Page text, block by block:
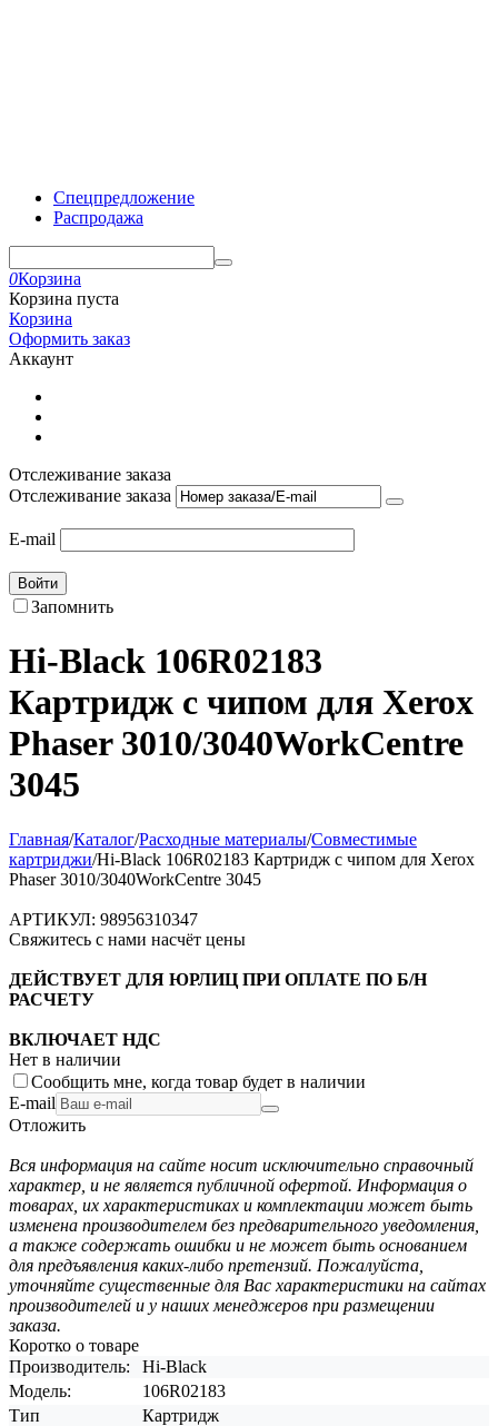
Спецпредложение
Распродажа
0Корзина
Корзина пуста
Корзина
Оформить заказ
Аккаунт
Отслеживание заказа
Отслеживание заказа
E-mail
Войти
Запомнить
Hi-Black 106R02183
Картридж с чипом для Xerox
Phaser 3010/3040WorkCentre
3045
Главная/Каталог/Расходные материалы/Совместимые
картриджи/Hi-Black 106R02183 Картридж с чипом для Xerox
Phaser 3010/3040WorkCentre 3045
АРТИКУЛ: 98956310347
Свяжитесь с нами насчёт цены
ДЕЙСТВУЕТ ДЛЯ ЮРЛИЦ ПРИ ОПЛАТЕ ПО Б/Н
РАСЧЕТУ
ВКЛЮЧАЕТ НДС
Нет в наличии
Сообщить мне, когда товар будет в наличии
E-mail
Отложить
Вся информация на сайте носит исключительно справочный
характер, и не является публичной офертой. Информация о
товарах, их характеристиках и комплектации может быть
изменена производителем без предварительного уведомления,
а также содержать ошибки и не может быть основанием
для предъявления каких-либо претензий. Пожалуйста,
уточняйте существенные для Вас характеристики на сайтах
производителей и у наших менеджеров при размещении
заказа.
Коротко о товаре
Производитель:
Hi-Black
Модель:
106R02183
Тип
Картридж